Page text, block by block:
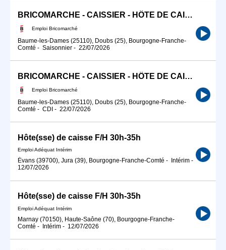
BRICOMARCHE - CAISSIER - HÔTE DE CAISSE (H/F)
Emploi Bricomarché
Baume-les-Dames (25110), Doubs (25), Bourgogne-Franche-
Comté - Saisonnier - 22/07/2026
BRICOMARCHE - CAISSIER - HÔTE DE CAISSE (H/F)
Emploi Bricomarché
Baume-les-Dames (25110), Doubs (25), Bourgogne-Franche-
Comté - CDI - 22/07/2026
Hôte(sse) de caisse F/H 30h-35h
Emploi Adéquat Intérim
Évans (39700), Jura (39), Bourgogne-Franche-Comté - Intérim -
12/07/2026
Hôte(sse) de caisse F/H 30h-35h
Emploi Adéquat Intérim
Marnay (70150), Haute-Saône (70), Bourgogne-Franche-
Comté - Intérim - 12/07/2026